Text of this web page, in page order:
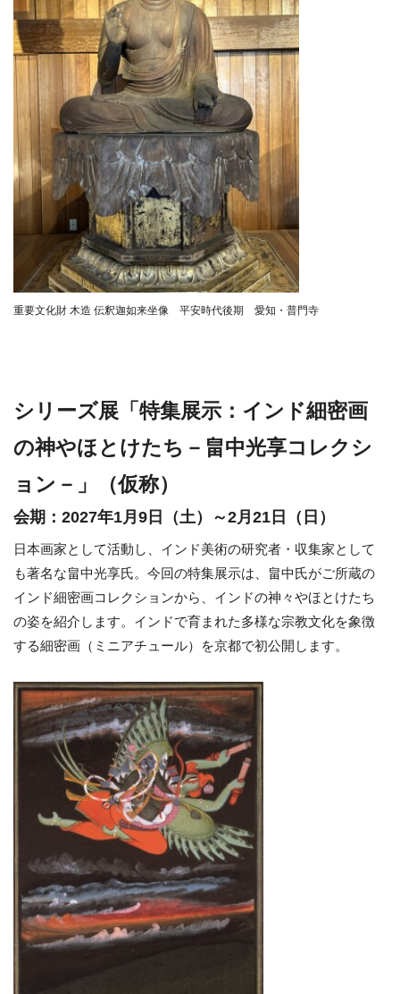
重要文化財 木造 伝釈迦如来坐像 平安時代後期 愛知・普門寺
シリーズ展「特集展示：インド細密画
の神やほとけたち－畠中光享コレクシ
ョン－」（仮称）
会期：2027年1月9日（土）～2月21日（日）
日本画家として活動し、インド美術の研究者・収集家として
も著名な畠中光享氏。今回の特集展示は、畠中氏がご所蔵の
インド細密画コレクションから、インドの神々やほとけたち
の姿を紹介します。インドで育まれた多様な宗教文化を象徴
する細密画（ミニアチュール）を京都で初公開します。